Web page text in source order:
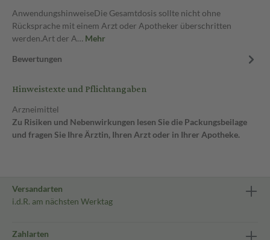
AnwendungshinweiseDie Gesamtdosis sollte nicht ohne
Rücksprache mit einem Arzt oder Apotheker überschritten
werden.Art der A… Mehr
Bewertungen
Hinweistexte und Pflichtangaben
Arzneimittel
Zu Risiken und Nebenwirkungen lesen Sie die Packungsbeilage
und fragen Sie Ihre Ärztin, Ihren Arzt oder in Ihrer Apotheke.
Versandarten
i.d.R. am nächsten Werktag
Zahlarten